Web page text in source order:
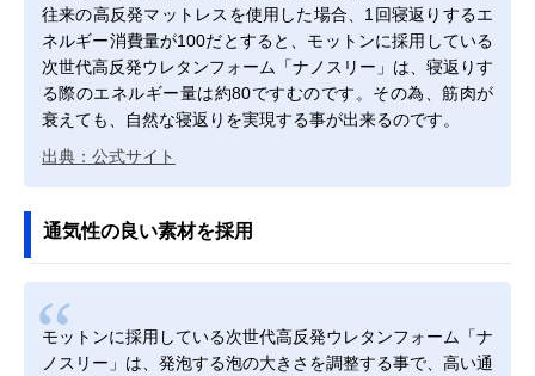
往来の高反発マットレスを使用した場合、1回寝返りするエ
ネルギー消費量が100だとすると、モットンに採用している
次世代高反発ウレタンフォーム「ナノスリー」は、寝返りす
る際のエネルギー量は約80ですむのです。その為、筋肉が
衰えても、自然な寝返りを実現する事が出来るのです。
出典：公式サイト
通気性の良い素材を採用
モットンに採用している次世代高反発ウレタンフォーム「ナ
ノスリー」は、発泡する泡の大きさを調整する事で、高い通